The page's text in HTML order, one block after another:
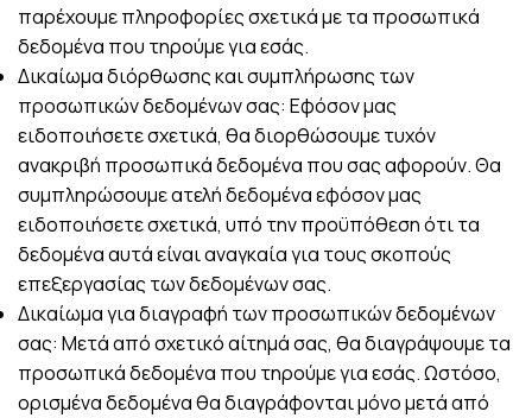
παρέχουμε πληροφορίες σχετικά με τα προσωπικά
δεδομένα που τηρούμε για εσάς.
Δικαίωμα διόρθωσης και συμπλήρωσης των
προσωπικών δεδομένων σας: Εφόσον μας
ειδοποιήσετε σχετικά, θα διορθώσουμε τυχόν
ανακριβή προσωπικά δεδομένα που σας αφορούν. Θα
συμπληρώσουμε ατελή δεδομένα εφόσον μας
ειδοποιήσετε σχετικά, υπό την προϋπόθεση ότι τα
δεδομένα αυτά είναι αναγκαία για τους σκοπούς
επεξεργασίας των δεδομένων σας.
Δικαίωμα για διαγραφή των προσωπικών δεδομένων
σας: Μετά από σχετικό αίτημά σας, θα διαγράψουμε τα
προσωπικά δεδομένα που τηρούμε για εσάς. Ωστόσο,
ορισμένα δεδομένα θα διαγράφονται μόνο μετά από